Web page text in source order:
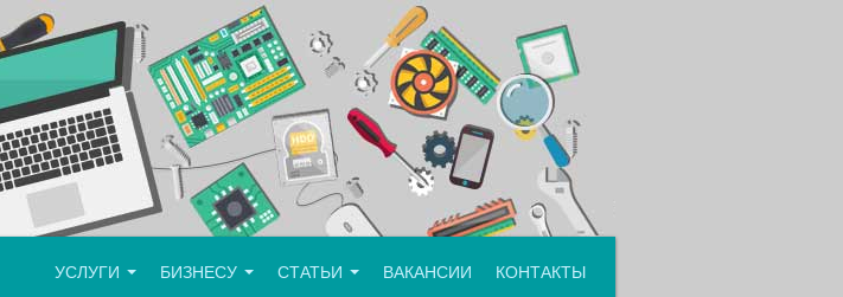
УСЛУГИ БИЗНЕСУ СТАТЬИ ВАКАНСИИ КОНТАКТЫ